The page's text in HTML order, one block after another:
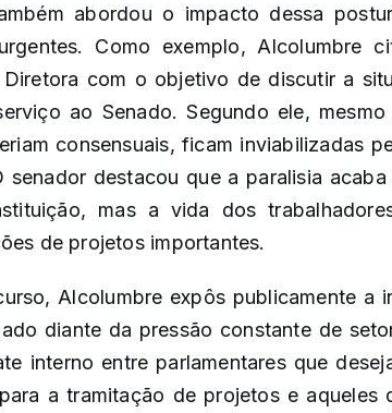
abordou o impacto dessa
Como exemplo, Alcolumbre
com o objetivo de discutir a
ao Senado. Segundo ele,
consensuais, ficam inviabilizadas
senador destacou que a paralisia
mas a vida dos
de projetos importantes.
Alcolumbre expôs publicamente a
diante da pressão constante de
interno entre parlamentares que
a tramitação de projetos e aqueles